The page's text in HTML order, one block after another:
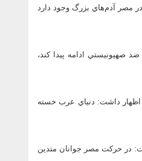
مصر آدم‌هاي بزرگ وجود دارد
و گرايش ضد صهيونيستي ادامه پيدا كند،
اظهار داشت: دنياي عرب خسته
در حركت مصر جوانان متدين